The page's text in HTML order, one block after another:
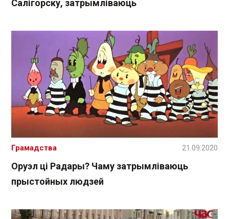
Салігорску, затрымліваюць
Оруэл ці Радары? Чаму затрымліваюць
прыстойных людзей
Грамадства 21.09.2020